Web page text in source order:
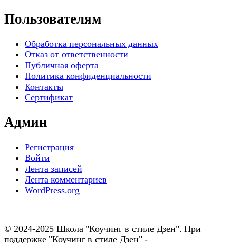
Пользователям
Обработка персональных данных
Отказ от ответственности
Публичная оферта
Политика конфиденциальности
Контакты
Сертификат
Админ
Регистрация
Войти
Лента записей
Лента комментариев
WordPress.org
© 2024-2025 Школа "Коучинг в стиле Дзен". При
поддержке "Коучинг в стиле Дзен" -